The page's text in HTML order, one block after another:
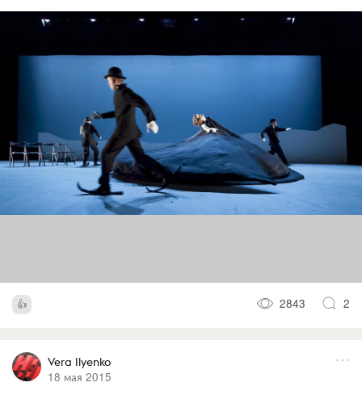
2843 2
Vera Ilyenko
18 мая 2015